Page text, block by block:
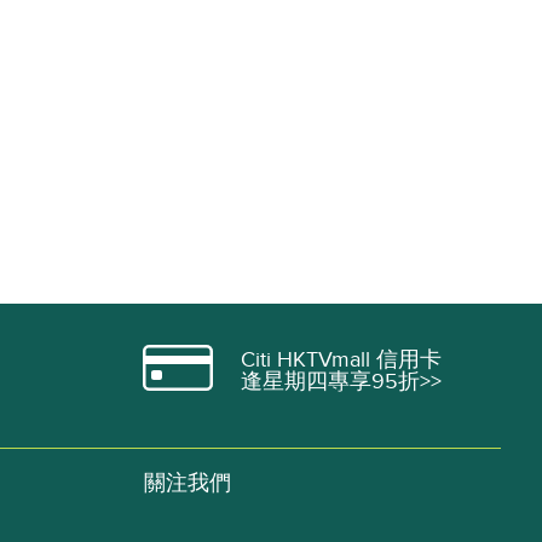
Citi HKTVmall 信用卡
逢星期四專享95折>>
關注我們